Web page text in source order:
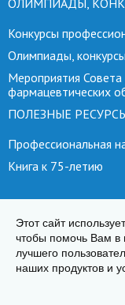
ОЛИМПИАДЫ,
Конкурсы
Олимпиады,
Мероприятия
фармацевтических
ПОЛЕЗНЫЕ
Профессиональная
Книга к 75-летию
ФГБ ПОУ «УФК»
Этот сайт
чтобы помочь Вам в
лучшего
наших продуктов и